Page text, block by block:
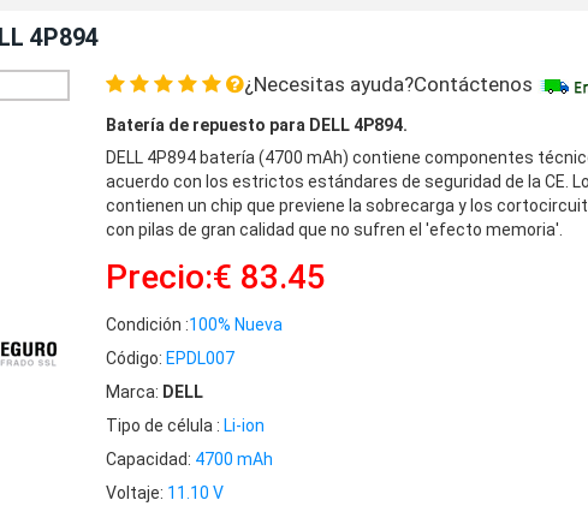
4P894
¿Necesitas ayuda?Contáctenos
Batería de repuesto para DELL 4P894.
DELL 4P894 batería (4700 mAh) contiene componentes
acuerdo con los estrictos estándares de seguridad de la CE.
contienen un chip que previene la sobrecarga y los
con pilas de gran calidad que no sufren el 'efecto memoria'.
Precio:€ 83.45
Condición :100% Nueva
Código: EPDL007
Marca: DELL
Tipo de célula : Li-ion
Capacidad: 4700 mAh
Voltaje: 11.10 V